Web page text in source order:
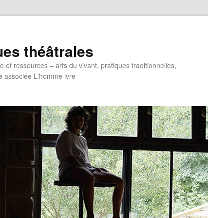
théâtrales
et ressources – arts du vivant, pratiques traditionnelles,
associée L'homme ivre